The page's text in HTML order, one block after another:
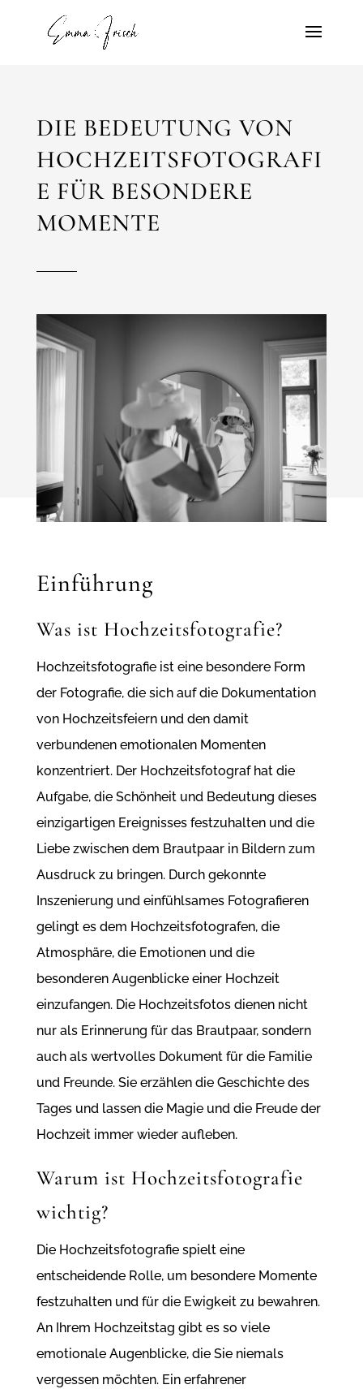
DIE BEDEUTUNG VON
HOCHZEITSFOTOGRAFI
E FÜR BESONDERE
MOMENTE
Einführung
Was ist Hochzeitsfotografie?
Hochzeitsfotografie ist eine besondere Form
der Fotografie, die sich auf die Dokumentation
von Hochzeitsfeiern und den damit
verbundenen emotionalen Momenten
konzentriert. Der Hochzeitsfotograf hat die
Aufgabe, die Schönheit und Bedeutung dieses
einzigartigen Ereignisses festzuhalten und die
Liebe zwischen dem Brautpaar in Bildern zum
Ausdruck zu bringen. Durch gekonnte
Inszenierung und einfühlsames Fotografieren
gelingt es dem Hochzeitsfotografen, die
Atmosphäre, die Emotionen und die
besonderen Augenblicke einer Hochzeit
einzufangen. Die Hochzeitsfotos dienen nicht
nur als Erinnerung für das Brautpaar, sondern
auch als wertvolles Dokument für die Familie
und Freunde. Sie erzählen die Geschichte des
Tages und lassen die Magie und die Freude der
Hochzeit immer wieder aufleben.
Warum ist Hochzeitsfotografie
wichtig?
Die Hochzeitsfotografie spielt eine
entscheidende Rolle, um besondere Momente
festzuhalten und für die Ewigkeit zu bewahren.
An Ihrem Hochzeitstag gibt es so viele
emotionale Augenblicke, die Sie niemals
vergessen möchten. Ein erfahrener